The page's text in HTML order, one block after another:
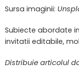
Sursa imaginii:
Subiecte abordate
invitatii editabile,
Distribuie articolul